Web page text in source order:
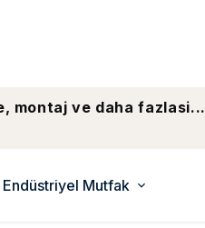
montaj ve daha fazlasi...
Endüstriyel Mutfak